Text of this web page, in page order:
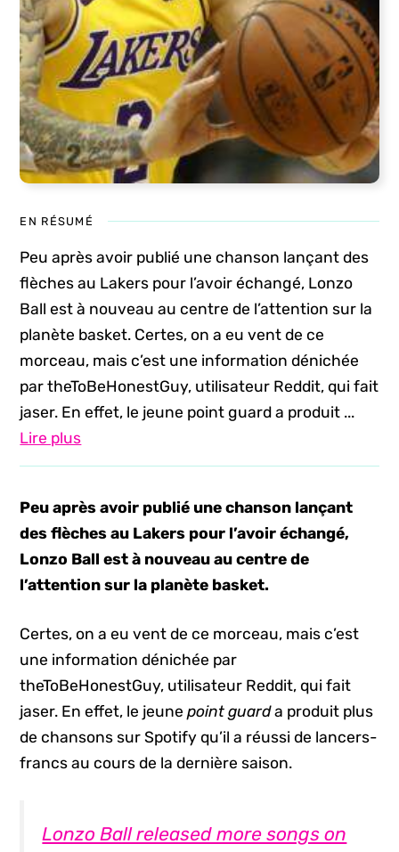
EN RÉSUMÉ
Peu après avoir publié une chanson lançant des
flèches au Lakers pour l’avoir échangé, Lonzo
Ball est à nouveau au centre de l’attention sur la
planète basket. Certes, on a eu vent de ce
morceau, mais c’est une information dénichée
par theToBeHonestGuy, utilisateur Reddit, qui fait
jaser. En effet, le jeune point guard a produit ...
Lire plus
Peu après avoir publié une chanson lançant
des flèches au Lakers pour l’avoir échangé,
Lonzo Ball est à nouveau au centre de
l’attention sur la planète basket.
Certes, on a eu vent de ce morceau, mais c’est
une information dénichée par
theToBeHonestGuy, utilisateur Reddit, qui fait
jaser. En effet, le jeunepoint guarda produit plus
de chansons sur Spotify qu’il a réussi de lancers-
francs au cours de la dernière saison.
Lonzo Ball released more songs on